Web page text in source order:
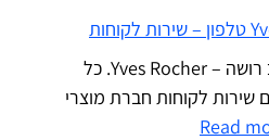
שירות הלקוחות של איב רושה – Yves Rocher. כל
לקוחות חברת מוצרי
Read